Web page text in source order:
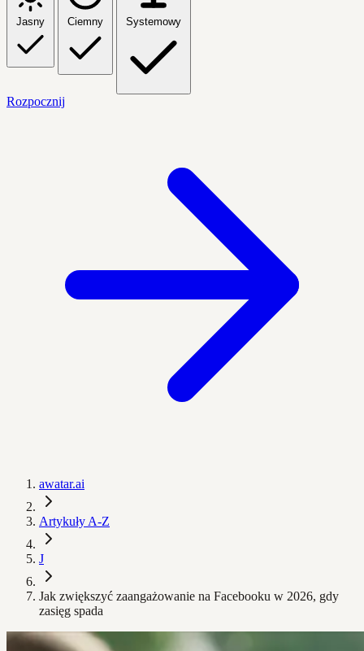
Jasny Ciemny Systemowy
Rozpocznij
awatar.ai
Artykuły A-Z
J
Jak zwiększyć zaangażowanie na Facebooku w 2026, gdy
zasięg spada